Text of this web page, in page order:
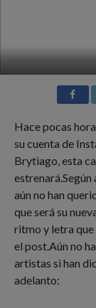
Hace pocas
su cuenta de
Brytiago, esta
estrenará.Según
aún no han
que será su
ritmo y letra que
el post.Aún no
artistas si han
adelanto: